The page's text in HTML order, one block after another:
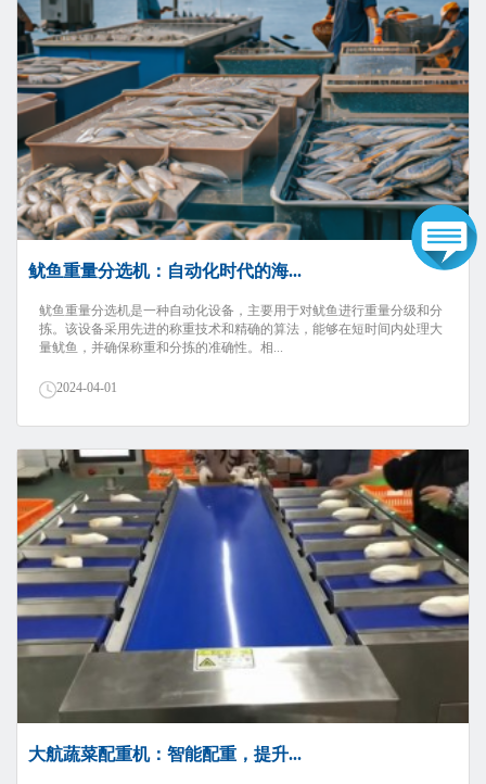
鱿鱼重量分选机：自动化时代的海...
鱿鱼重量分选机是一种自动化设备，主要用于对鱿鱼进行重量分级和分
拣。该设备采用先进的称重技术和精确的算法，能够在短时间内处理大
量鱿鱼，并确保称重和分拣的准确性。相...
2024-04-01
大航蔬菜配重机：智能配重，提升...